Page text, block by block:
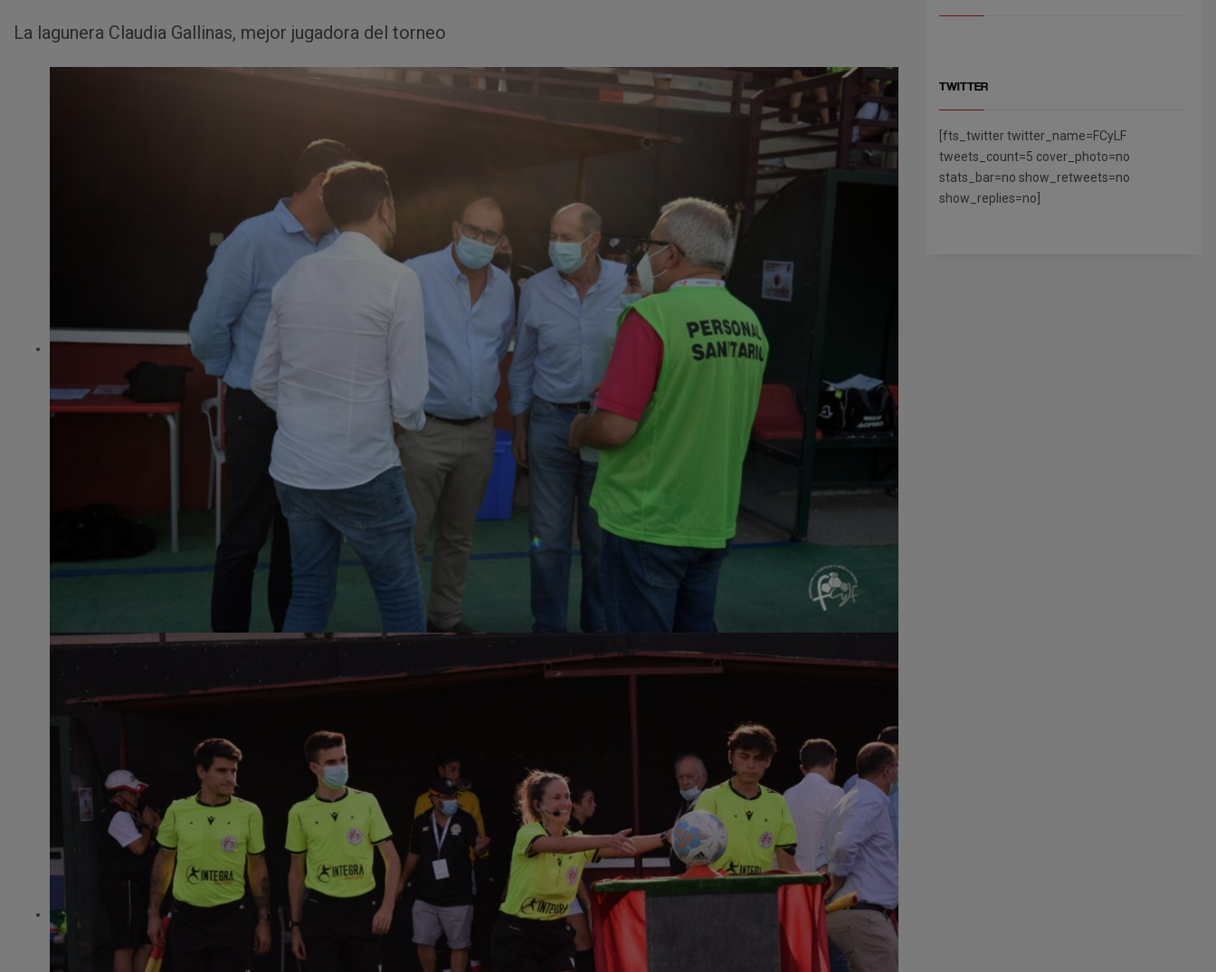
La lagunera Claudia Gallinas, mejor jugadora del torneo
TWITTER
[fts_twitter twitter_name=FCyLF
tweets_count=5 cover_photo=no
stats_bar=no show_retweets=no
show_replies=no]